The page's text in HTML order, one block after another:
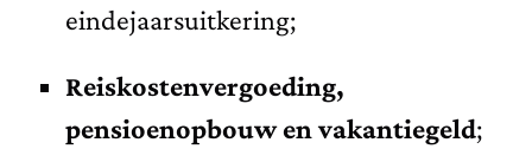
eindejaarsuitkering;
Reiskostenvergoeding,
pensioenopbouw en vakantiegeld;